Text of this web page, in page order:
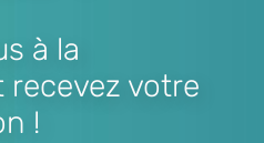
à la
recevez votre
!